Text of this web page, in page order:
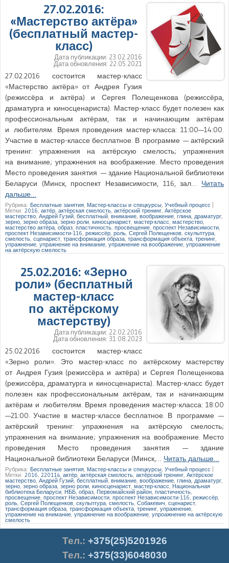
27.02.2016:
«Мастерство актёра»
(бесплатный мастер-
класс)
Дата публикации: 23.02.2016
Дата обновления: 22.05.2021
27.02.2016 состоится мастер-класс
«Мастерство актёра» от Андрея Гузия
(режиссёра и актёра) и Сергея Полещенкова (режиссёра,
драматурга и киносценариста). Мастер-класс будет полезен как
профессиональным актёрам, так и начинающим актёрам
и любителям. Время проведения мастер-класса: 11:00—14:00.
Участие в мастер-классе бесплатное. В программе — актёрский
тренинг: упражнения на актёрскую смелость; упражнения
на внимание; упражнения на воображение. Место проведения
Место проведения занятия — здание Национальной библиотеки
Беларуси (Минск, проспект Независимости, 116, зал… Читать
дальше…
Рубрика: Бесплатные занятия Мастер-классы и спецкурсы Учебный процесс
Метки: 2016 актёр актёрская смелость актёрский тренинг, Актёрское
мастерство ,Андрей Гузий бесплатный внимание воображение ,глина драматург
зерно,зерно образа зерно роли киносценарист мастер-класс мастерство
мастерство актёра ,образ пластичность просвещение, проспект Независимости
проспект Независимости-116 режиссёр, роль Сергей Полещенков скульптура
смелость сценарист трансформация образа, трансформация объекта тренинг
упражнение ,упражнение на внимание упражнение на воображение упроажнение
на актёрскую смелость
25.02.2016: «Зерно
роли» (бесплатный
мастер-класс
по актёрскому
мастерству)
Дата публикации: 22.02.2016
Дата обновления: 31.08.2023
25.02.2016 состоится мастер-класс
«Зерно роли». Это мастер-класс по актёрскому мастерству
от Андрея Гузия (режиссёра и актёра) и Сергея Полещенкова
(режиссёра, драматурга и киносценариста). Мастер-класс будет
полезен как профессиональным актёрам, так и начинающим
актёрам и любителям. Время проведения мастер-класса: 18:00
—21:00. Участие в мастер-классе бесплатное. В программе —
актёрский тренинг: упражнения на актёрскую смелость;
упражнения на внимание; упражнения на воображение. Место
проведения Место проведения занятия — здание
Национальной библиотеки Беларуси (Минск,… Читать дальше…
Рубрика: Бесплатные занятия Мастер-классы и спецкурсы Учебный процесс
Метки: 2016 220114 актёр актёрская смелость актёрский тренинг Актёрское
мастерство ,Андрей Гузий, бесплатный внимание воображение глина драматург
зерно,зерно образа зерно роли киносценарист мастер-класс Национальная
библиотека Беларуси НББ,образ Первомайский район пластичность
просвещение проспект Независимости проспект Независимости-116 , режиссёр
роль Сергей Полещенков скульптура смелость Собакевич сценарист
трансформация образа трансформация объекта, тренинг упражнение
упражнение на внимание,упражнение на воображение упроажнение на актёрскую
смелость
Тел.: +375(25)5201926
Тел.: +375(33)6048030